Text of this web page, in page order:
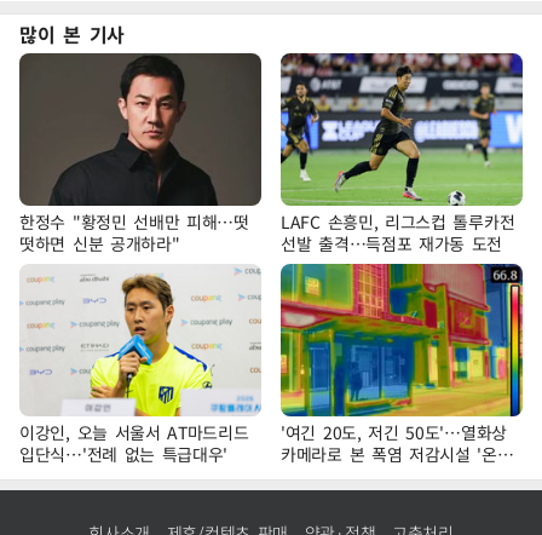
많이 본 기사
한정수 "황정민 선배만 피해…떳
떳하면 신분 공개하라"
LAFC 손흥민, 리그스컵 톨루카전
선발 출격…득점포 재가동 도전
이강인, 오늘 서울서 AT마드리드
입단식…'전례 없는 특급대우'
'여긴 20도, 저긴 50도'…열화상
카메라로 본 폭염 저감시설 '온도
차'